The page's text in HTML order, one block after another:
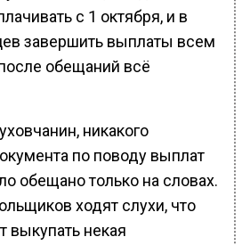
с 1 октября, и в
завершить выплаты всем
обещаний всё
никакого
по поводу выплат
обещано только на словах.
ходят слухи, что
выкупать некая